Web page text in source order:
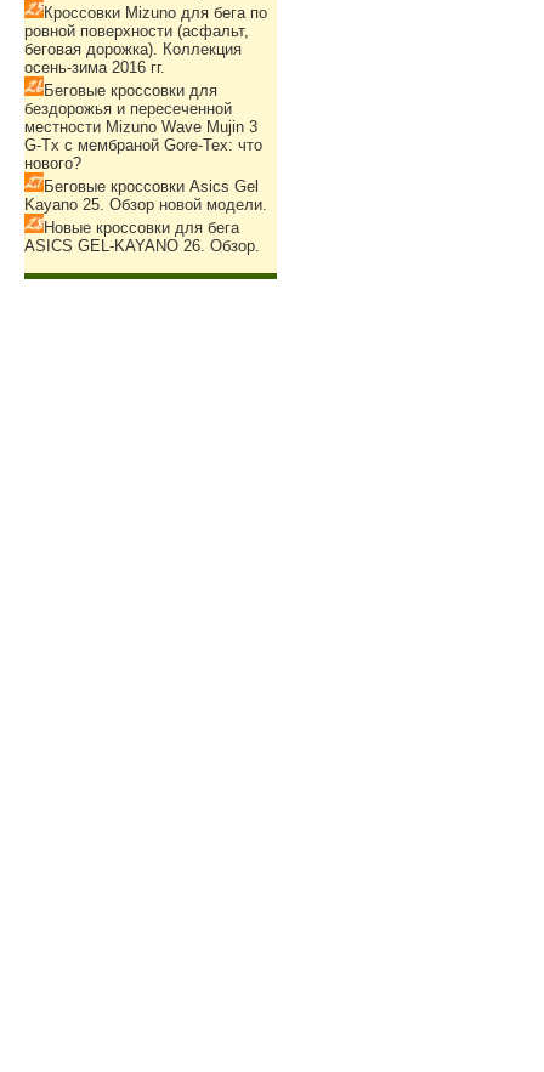
Кроссовки Mizuno для бега по
ровной поверхности (асфальт,
беговая дорожка). Коллекция
осень-зима 2016 гг.
Беговые кроссовки для
бездорожья и пересеченной
местности Mizuno Wave Mujin 3
G-Tx с мембраной Gore-Tex: что
нового?
Беговые кроссовки Asics Gel
Kayano 25. Обзор новой модели.
Новые кроссовки для бега
ASICS GEL-KAYANO 26. Обзор.